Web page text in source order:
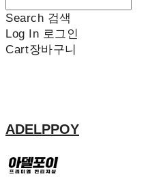
Search 검색
Log In 로그인
Cart장바구니
ADELPPOY